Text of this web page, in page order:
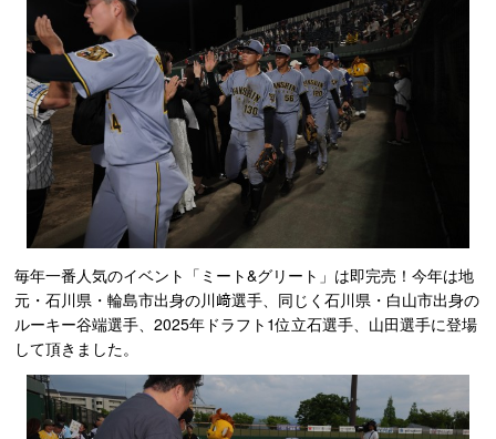
毎年一番人気のイベント「ミート&グリート」は即完売！今年は地
元・石川県・輪島市出身の川﨑選手、同じく石川県・白山市出身の
ルーキー谷端選手、2025年ドラフト1位立石選手、山田選手に登場
して頂きました。